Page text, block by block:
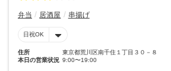
弁当 居酒屋 串揚げ
日祝OK
住所
東京都荒川区南千住１丁目３０－８
本日の営業状況 9:00〜19:00